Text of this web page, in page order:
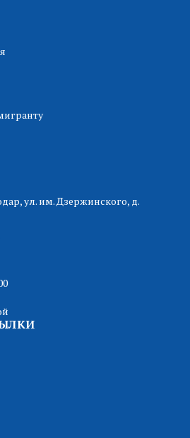
ул. им. Дзержинского, д.